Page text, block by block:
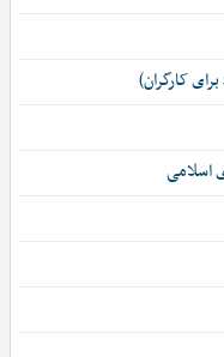
کارگران)
اسلامی